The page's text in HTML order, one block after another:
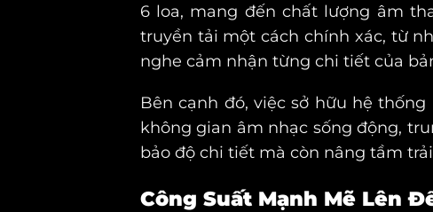
6 loa, mang đến chất lượng âm
truyền tải một cách chính xác, từ
nghe cảm nhận từng chi tiết của
Bên cạnh đó, việc sở hữu hệ
không gian âm nhạc sống động,
bảo độ chi tiết mà còn nâng tầm
Công Suất Mạnh Mẽ Lên